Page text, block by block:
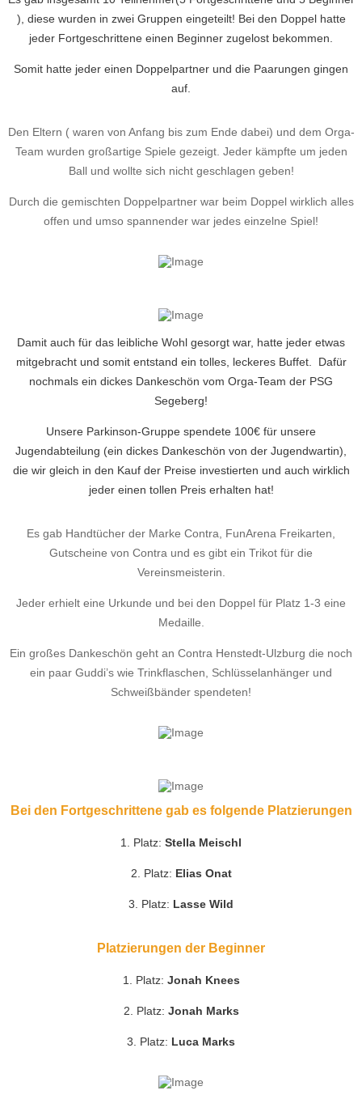
), diese wurden in zwei Gruppen eingeteilt! Bei den Doppel hatte
jeder Fortgeschrittene einen Beginner zugelost bekommen.
Somit hatte jeder einen Doppelpartner und die Paarungen gingen
auf.
Den Eltern ( waren von Anfang bis zum Ende dabei) und dem Orga-
Team wurden großartige Spiele gezeigt. Jeder kämpfte um jeden
Ball und wollte sich nicht geschlagen geben!
Durch die gemischten Doppelpartner war beim Doppel wirklich alles
offen und umso spannender war jedes einzelne Spiel!
Damit auch für das leibliche Wohl gesorgt war, hatte jeder etwas
mitgebracht und somit entstand ein tolles, leckeres Buffet. Dafür
nochmals ein dickes Dankeschön vom Orga-Team der PSG
Segeberg!
Unsere Parkinson-Gruppe spendete 100€ für unsere
Jugendabteilung (ein dickes Dankeschön von der Jugendwartin),
die wir gleich in den Kauf der Preise investierten und auch wirklich
jeder einen tollen Preis erhalten hat!
Es gab Handtücher der Marke Contra, FunArena Freikarten,
Gutscheine von Contra und es gibt ein Trikot für die
Vereinsmeisterin.
Jeder erhielt eine Urkunde und bei den Doppel für Platz 1-3 eine
Medaille.
Ein großes Dankeschön geht an Contra Henstedt-Ulzburg die noch
ein paar Guddi’s wie Trinkflaschen, Schlüsselanhänger und
Schweißbänder spendeten!
Bei den Fortgeschrittene gab es folgende Platzierungen
1. Platz: Stella Meischl
2. Platz: Elias Onat
3. Platz: Lasse Wild
Platzierungen der Beginner
1. Platz: Jonah Knees
2. Platz: Jonah Marks
3. Platz: Luca Marks